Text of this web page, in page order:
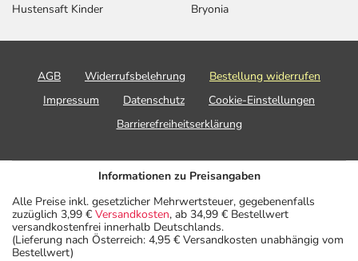
Hustensaft Kinder
Bryonia
AGB Widerrufsbelehrung
Bestellung widerrufen
Impressum
Datenschutz
Cookie-Einstellungen
Barrierefreiheitserklärung
Informationen zu Preisangaben
Alle Preise inkl. gesetzlicher Mehrwertsteuer, gegebenenfalls
zuzüglich 3,99 € Versandkosten, ab 34,99 € Bestellwert
versandkostenfrei innerhalb Deutschlands.
(Lieferung nach Österreich: 4,95 € Versandkosten unabhängig vom
Bestellwert)